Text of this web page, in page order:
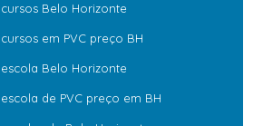
Belo Horizonte
em PVC preço BH
Belo Horizonte
de PVC preço em BH